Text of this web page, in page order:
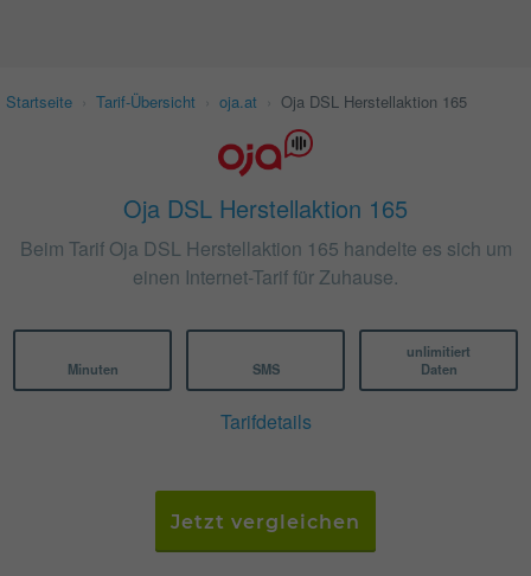
Startseite Tarif-Übersicht oja.at Oja DSL Herstellaktion 165
Oja DSL Herstellaktion 165
Beim Tarif Oja DSL Herstellaktion 165 handelte es sich um
einen Internet-Tarif für Zuhause.
Minuten SMS
unlimitiert
Daten
Tarifdetails
Jetzt vergleichen